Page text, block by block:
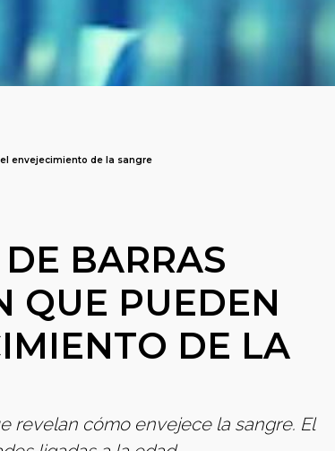
envejecimiento de la sangre
BARRAS
QUE PUEDEN
DE LA
revelan cómo envejece la sangre. El